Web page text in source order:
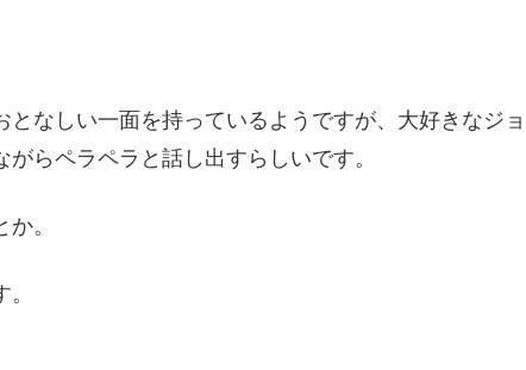
なしい一面を持っているようですが、大好きなジョ
らペラペラと話し出すらしいです。
。